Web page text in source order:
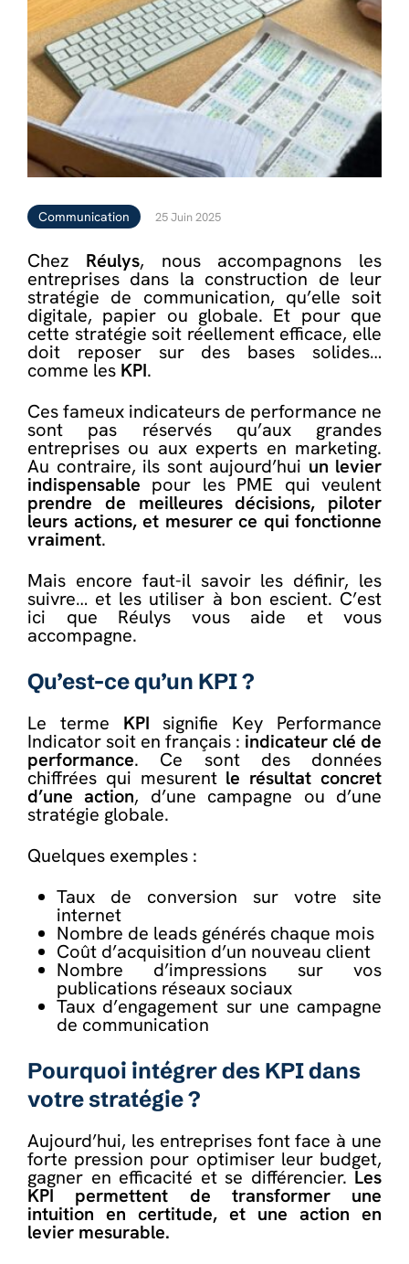
Communication 25 Juin 2025
Chez Réulys, nous accompagnons les
entreprises dans la construction de leur
stratégie de communication, qu’elle soit
digitale, papier ou globale. Et pour que
cette stratégie soit réellement efficace, elle
doit reposer sur des bases solides…
comme les KPI.
Ces fameux indicateurs de performance ne
sont pas réservés qu’aux grandes
entreprises ou aux experts en marketing.
Au contraire, ils sont aujourd’hui un levier
indispensable pour les PME qui veulent
prendre de meilleures décisions, piloter
leurs actions, et mesurer ce qui fonctionne
vraiment.
Mais encore faut-il savoir les définir, les
suivre… et les utiliser à bon escient. C’est
ici que Réulys vous aide et vous
accompagne.
Qu’est-ce qu’un KPI ?
Le terme KPI signifie Key Performance
Indicator soit en français : indicateur clé de
performance. Ce sont des données
chiffrées qui mesurent le résultat concret
d’une action, d’une campagne ou d’une
stratégie globale.
Quelques exemples :
Taux de conversion sur votre site
internet
Nombre de leads générés chaque mois
Coût d’acquisition d’un nouveau client
Nombre d’impressions sur vos
publications réseaux sociaux
Taux d’engagement sur une campagne
de communication
Pourquoi intégrer des KPI dans
votre stratégie ?
Aujourd’hui, les entreprises font face à une
forte pression pour optimiser leur budget,
gagner en efficacité et se différencier.Les
KPI permettent de transformer une
intuition en certitude, et une action en
levier mesurable.